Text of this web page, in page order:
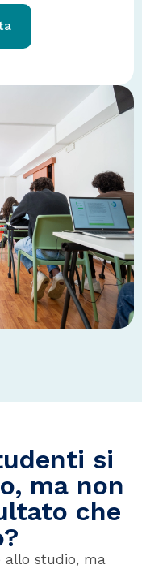
si
ma non
che
allo studio, ma